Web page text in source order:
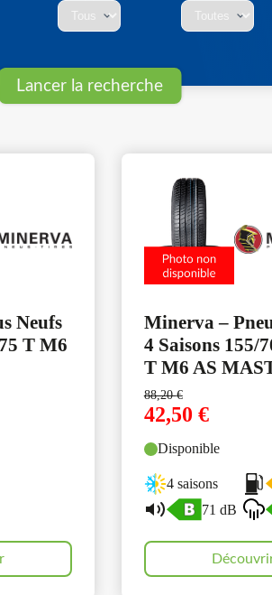
Neufs
T M6
Minerva –
4 Saisons 155/
T M6 AS
88,20€
42,50 €
Disponible
4 saisons
71 dB